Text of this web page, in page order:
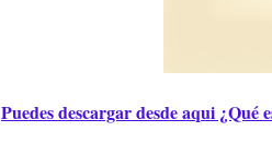
Puedes descargar desde aqui ¿Qué